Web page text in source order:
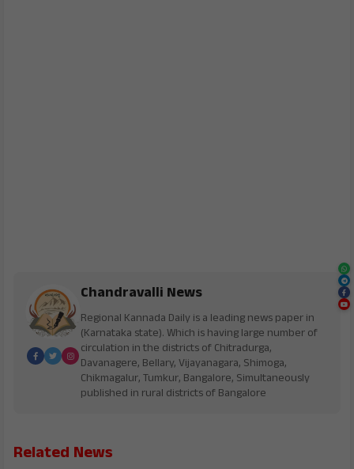
Chandravalli News
Regional Kannada Daily is a leading news paper in
(Karnataka state). Which is having large number of
circulation in the districts of Chitradurga,
Davanagere, Bellary, Vijayanagara, Shimoga,
Chikmagalur, Tumkur, Bangalore, Simultaneously
published in rural districts of Bangalore
Related News